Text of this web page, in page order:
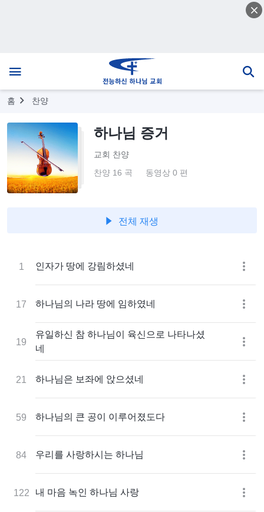
홈 찬양
하나님 증거
교회 찬양
찬양 16 곡
동영상 0 편
전체 재생
1 인자가 땅에 강림하셨네
17 하나님의 나라 땅에 임하였네
19
유일하신 참 하나님이 육신으로 나타나셨
네
21 하나님은 보좌에 앉으셨네
59 하나님의 큰 공이 이루어졌도다
84 우리를 사랑하시는 하나님
122 내 마음 녹인 하나님 사랑